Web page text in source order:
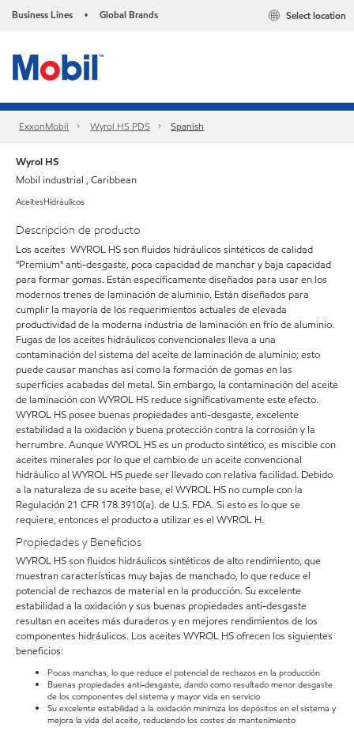
Business Lines • Global Brands Select location
ExxonMobil Wyrol HS PDS Spanish
Wyrol HS
Mobil industrial , Caribbean
AceitesHidráulicos
Descripción de producto
Los aceites WYROL HS son fluidos hidráulicos sintéticos de calidad
"Premium" anti-desgaste, poca capacidad de manchar y baja capacidad
para formar gomas. Están específicamente diseñados para usar en los
modernos trenes de laminación de aluminio. Están diseñados para
cumplir la mayoría de los requerimientos actuales de elevada
productividad de la moderna industria de laminación en frío de aluminio.
Fugas de los aceites hidráulicos convencionales lleva a una
contaminación del sistema del aceite de laminación de aluminio; esto
puede causar manchas así como la formación de gomas en las
superficies acabadas del metal. Sin embargo, la contaminación del aceite
de laminación con WYROL HS reduce significativamente este efecto.
WYROL HS posee buenas propiedades anti-desgaste, excelente
estabilidad a la oxidación y buena protección contra la corrosión y la
herrumbre. Aunque WYROL HS es un producto sintético, es miscible con
aceites minerales por lo que el cambio de un aceite convencional
hidráulico al WYROL HS puede ser llevado con relativa facilidad. Debido
a la naturaleza de su aceite base, el WYROL HS no cumple con la
Regulación 21 CFR 178.3910(a). de U.S. FDA. Si esto es lo que se
requiere, entonces el producto a utilizar es el WYROL H.
Propiedades y Beneficios
WYROL HS son fluidos hidráulicos sintéticos de alto rendimiento, que
muestran características muy bajas de manchado, lo que reduce el
potencial de rechazos de material en la producción. Su excelente
estabilidad a la oxidación y sus buenas propiedades anti-desgaste
resultan en aceites más duraderos y en mejores rendimientos de los
componentes hidráulicos. Los aceites WYROL HS ofrecen los siguientes
beneficios:
Pocas manchas, lo que reduce el potencial de rechazos en la producción
Buenas propiedades anti-desgaste, dando como resultado menor desgaste
de los componentes del sistema y mayor vida en servicio
Su excelente estabilidad a la oxidación minimiza los depósitos en el sistema y
mejora la vida del aceite, reduciendo los costes de mantenimiento